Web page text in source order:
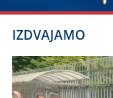
IZDVAJAMO